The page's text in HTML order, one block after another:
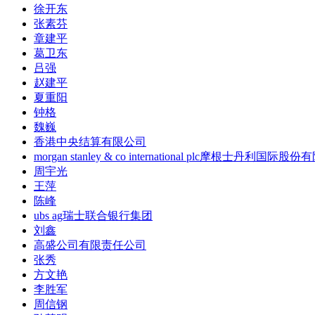
徐开东
张素芬
章建平
葛卫东
吕强
赵建平
夏重阳
钟格
魏巍
香港中央结算有限公司
morgan stanley & co international plc摩根士丹利国际股份有
周宇光
王萍
陈峰
ubs ag瑞士联合银行集团
刘鑫
高盛公司有限责任公司
张秀
方文艳
李胜军
周信钢